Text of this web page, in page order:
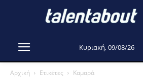
Κυριακή, 09/08/26
Αρχική Ετικέτες Καμαρά